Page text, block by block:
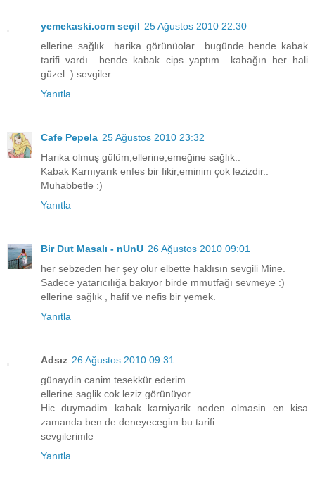
yemekaski.com seçil 25 Ağustos 2010 22:30
ellerine sağlık.. harika görünüolar.. bugünde bende kabak
tarifi vardı.. bende kabak cips yaptım.. kabağın her hali
güzel :) sevgiler..
Yanıtla
Cafe Pepela 25 Ağustos 2010 23:32
Harika olmuş gülüm,ellerine,emeğine sağlık..
Kabak Karnıyarık enfes bir fikir,eminim çok lezizdir..
Muhabbetle :)
Yanıtla
Bir Dut Masalı - nUnU 26 Ağustos 2010 09:01
her sebzeden her şey olur elbette haklısın sevgili Mine.
Sadece yatarıcılığa bakıyor birde mmutfağı sevmeye :)
ellerine sağlık , hafif ve nefis bir yemek.
Yanıtla
Adsız 26 Ağustos 2010 09:31
günaydin canim tesekkür ederim
ellerine saglik cok leziz görünüyor.
Hic duymadim kabak karniyarik neden olmasin en kisa
zamanda ben de deneyecegim bu tarifi
sevgilerimle
Yanıtla